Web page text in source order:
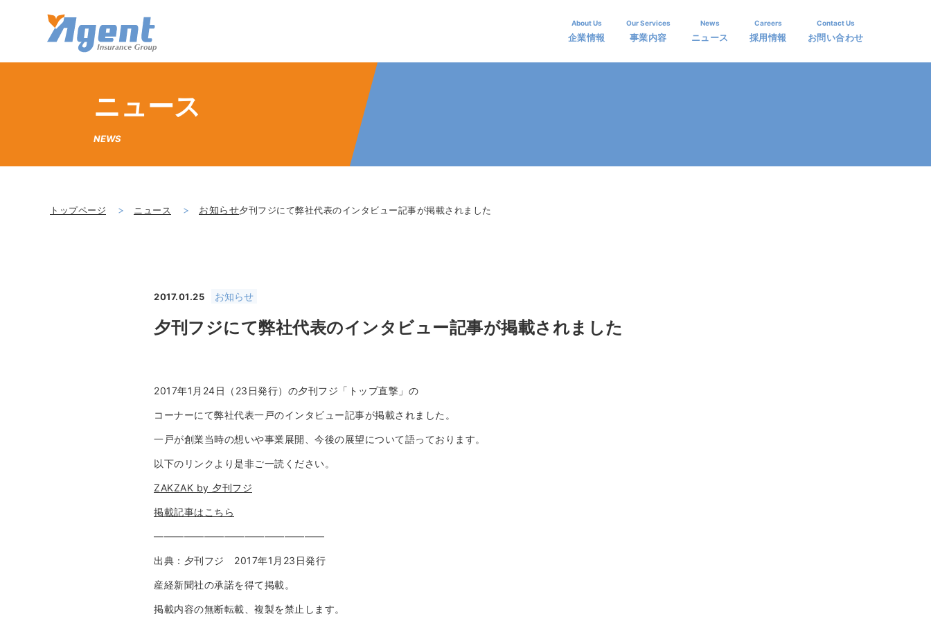
About Us
企業情報
Our Services
事業内容
News
ニュース
Careers
採用情報
Contact Us
お問い合わせ
ニュース
NEWS
トップページ ニュース お知らせ夕刊フジにて弊社代表のインタビュー記事が掲載されました
2017.01.25 お知らせ
夕刊フジにて弊社代表のインタビュー記事が掲載されました
2017年1月24日（23日発行）の夕刊フジ「トップ直撃」の
コーナーにて弊社代表一戸のインタビュー記事が掲載されました。
一戸​が​創業当時の想いや事業展開​、今後の展望​について語っております。
以下のリンクより是非ご一読ください。
ZAKZAK by 夕刊フジ
掲載記事はこちら
—————————————————
出典：夕刊フジ 2017年1月23日発行
産経新聞社の承諾を得て掲載。
掲載内容の無断転載、複製を禁止します。